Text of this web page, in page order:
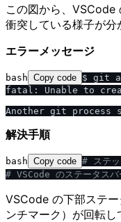
この図から、VSCode
衝突している様子が分
エラーメッセージ
bash Copy code $ git
fatal: Unable to
Another git process
解決手順
bash Copy code # ステ
# VSCode のステータス
VSCode の下部ステ
ンチマーク）が回転し